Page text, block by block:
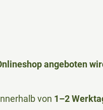
angeboten
von 1–2